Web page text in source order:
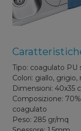
Tipo: coagulato PU
Colori: giallo, grigio,
Dimensioni: 40x35
Composizione:
coagulato
Peso: 285 gr/mq